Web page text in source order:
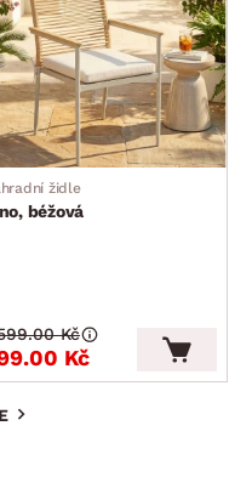
židle
béžová
Kč
Kč